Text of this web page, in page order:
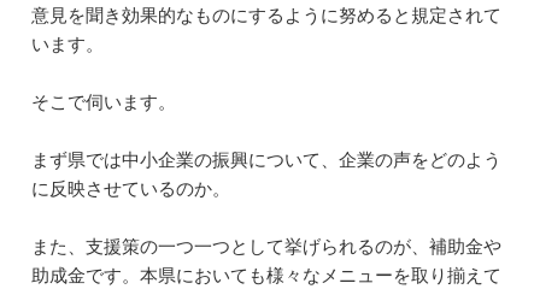
意見を聞き効果的なものにするように努めると規定されて
います。
そこで伺います。
まず県では中小企業の振興について、企業の声をどのよう
に反映させているのか。
また、支援策の一つ一つとして挙げられるのが、補助金や
助成金です。本県においても様々なメニューを取り揃えて